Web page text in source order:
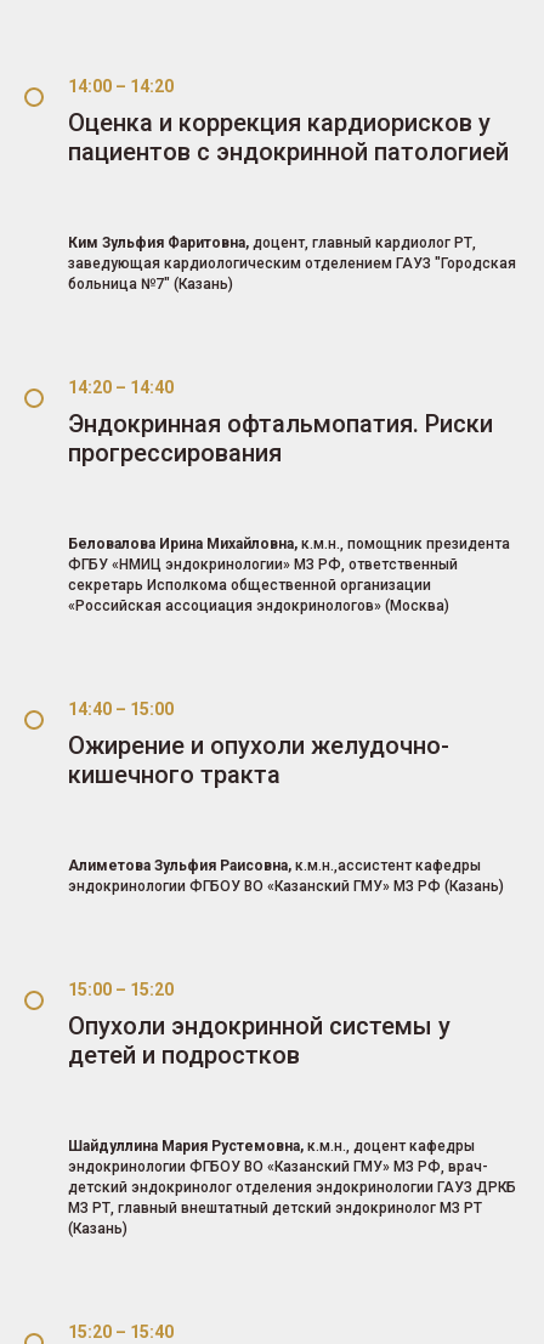
14:00 – 14:20
Оценка и коррекция кардиорисков у
пациентов с эндокринной патологией
Ким Зульфия Фаритовна, доцент, главный кардиолог РТ,
заведующая кардиологическим отделением ГАУЗ "Городская
больница №7" (Казань)
14:20 – 14:40
Эндокринная офтальмопатия. Риски
прогрессирования
Беловалова Ирина Михайловна, к.м.н., помощник президента
ФГБУ «НМИЦ эндокринологии» МЗ РФ, ответственный
секретарь Исполкома общественной организации
«Российская ассоциация эндокринологов» (Москва)
14:40 – 15:00
Ожирение и опухоли желудочно-
кишечного тракта
Алиметова Зульфия Раисовна, к.м.н.,ассистент кафедры
эндокринологии ФГБОУ ВО «Казанский ГМУ» МЗ РФ (Казань)
15:00 – 15:20
Опухоли эндокринной системы у
детей и подростков
Шайдуллина Мария Рустемовна, к.м.н., доцент кафедры
эндокринологии ФГБОУ ВО «Казанский ГМУ» МЗ РФ, врач-
детский эндокринолог отделения эндокринологии ГАУЗ ДРКБ
МЗ РТ, главный внештатный детский эндокринолог МЗ РТ
(Казань)
15:20 – 15:40